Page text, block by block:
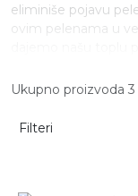
eliminiše pojavu
ovim pelenama u
Ukupno proizvoda 3
Filteri